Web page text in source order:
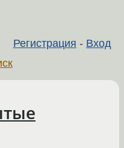
Регистрация - Вход